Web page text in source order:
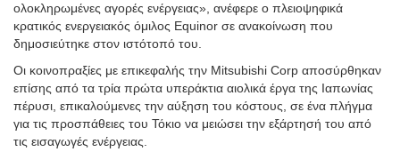
ολοκληρωμένες αγορές ενέργειας», ανέφερε ο πλειοψηφικά
κρατικός ενεργειακός όμιλος Equinor σε ανακοίνωση που
δημοσιεύτηκε στον ιστότοπό του.
Οι κοινοπραξίες με επικεφαλής την Mitsubishi Corp αποσύρθηκαν
επίσης από τα τρία πρώτα υπεράκτια αιολικά έργα της Ιαπωνίας
πέρυσι, επικαλούμενες την αύξηση του κόστους, σε ένα πλήγμα
για τις προσπάθειες του Τόκιο να μειώσει την εξάρτησή του από
τις εισαγωγές ενέργειας.